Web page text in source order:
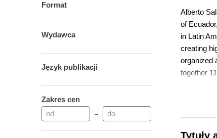
Format
Wydawca
Język publikacji
Zakres cen
–
Alberto
of
in Latin
creating
organized
together
Tytuły